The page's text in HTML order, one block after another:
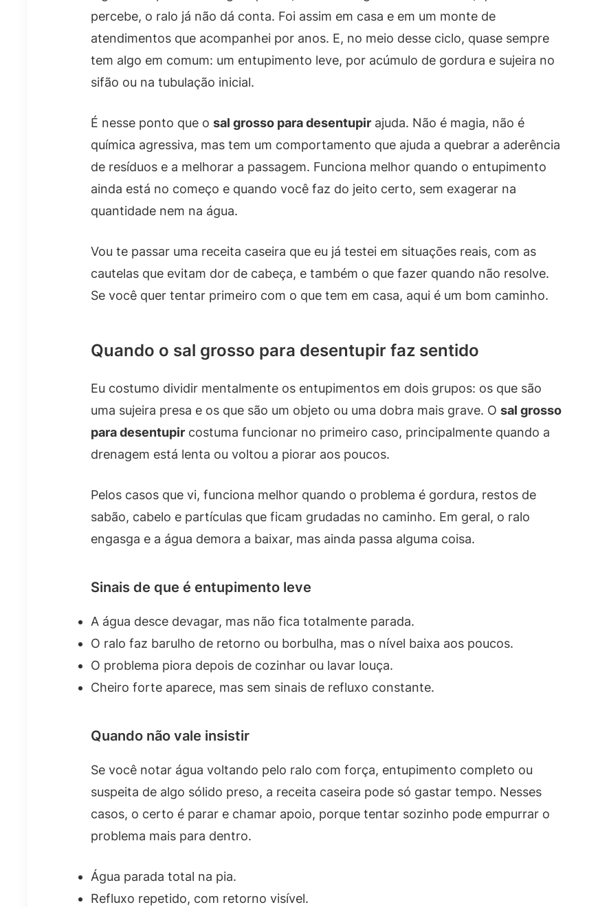
percebe, o ralo já não dá conta. Foi assim em casa e em um monte de
atendimentos que acompanhei por anos. E, no meio desse ciclo, quase sempre
tem algo em comum: um entupimento leve, por acúmulo de gordura e sujeira no
sifão ou na tubulação inicial.
É nesse ponto que o sal grosso para desentupir ajuda. Não é magia, não é
química agressiva, mas tem um comportamento que ajuda a quebrar a aderência
de resíduos e a melhorar a passagem. Funciona melhor quando o entupimento
ainda está no começo e quando você faz do jeito certo, sem exagerar na
quantidade nem na água.
Vou te passar uma receita caseira que eu já testei em situações reais, com as
cautelas que evitam dor de cabeça, e também o que fazer quando não resolve.
Se você quer tentar primeiro com o que tem em casa, aqui é um bom caminho.
Quando o sal grosso para desentupir faz sentido
Eu costumo dividir mentalmente os entupimentos em dois grupos: os que são
uma sujeira presa e os que são um objeto ou uma dobra mais grave. O sal grosso
para desentupir costuma funcionar no primeiro caso, principalmente quando a
drenagem está lenta ou voltou a piorar aos poucos.
Pelos casos que vi, funciona melhor quando o problema é gordura, restos de
sabão, cabelo e partículas que ficam grudadas no caminho. Em geral, o ralo
engasga e a água demora a baixar, mas ainda passa alguma coisa.
Sinais de que é entupimento leve
A água desce devagar, mas não fica totalmente parada.
O ralo faz barulho de retorno ou borbulha, mas o nível baixa aos poucos.
O problema piora depois de cozinhar ou lavar louça.
Cheiro forte aparece, mas sem sinais de refluxo constante.
Quando não vale insistir
Se você notar água voltando pelo ralo com força, entupimento completo ou
suspeita de algo sólido preso, a receita caseira pode só gastar tempo. Nesses
casos, o certo é parar e chamar apoio, porque tentar sozinho pode empurrar o
problema mais para dentro.
Água parada total na pia.
Refluxo repetido, com retorno visível.